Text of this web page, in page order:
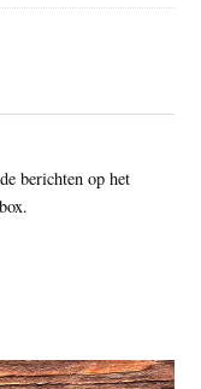
berichten op het